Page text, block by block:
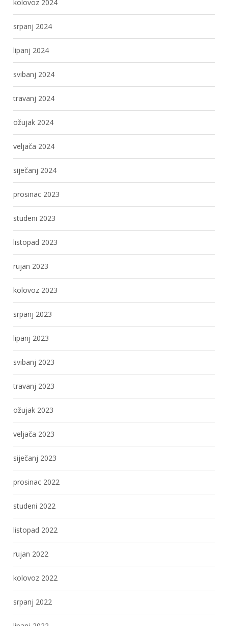
kolovoz 2024
srpanj 2024
lipanj 2024
svibanj 2024
travanj 2024
ožujak 2024
veljača 2024
siječanj 2024
prosinac 2023
studeni 2023
listopad 2023
rujan 2023
kolovoz 2023
srpanj 2023
lipanj 2023
svibanj 2023
travanj 2023
ožujak 2023
veljača 2023
siječanj 2023
prosinac 2022
studeni 2022
listopad 2022
rujan 2022
kolovoz 2022
srpanj 2022